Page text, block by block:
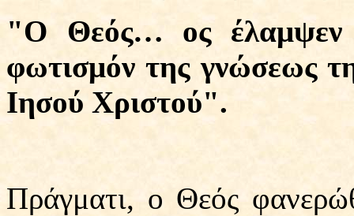
"Ο Θεός… ος έλαμψεν
φωτισμόν της γνώσεως
Ιησού Χριστού".
Πράγματι, ο Θεός